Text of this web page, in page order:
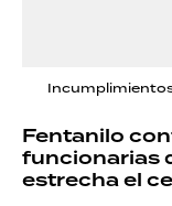
Fentanilo
funcionarias
estrecha el